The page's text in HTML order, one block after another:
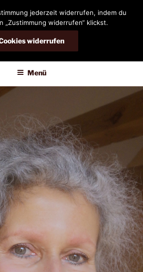
Menü
jederzeit widerrufen, indem du
„Zustimmung widerrufen“ klickst.
widerrufen